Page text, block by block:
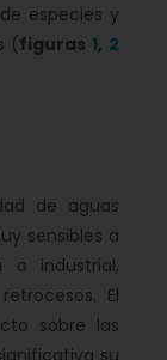
especies y
(figuras1, 2
de aguas
sensibles a
o industrial,
El
sobre las
su